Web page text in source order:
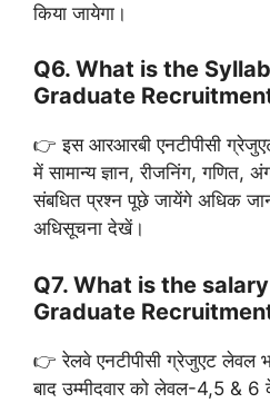
किया जायेगा।
Q6. What is the
Graduate
👉 इस आरआरबी एनटीपीसी
में सामान्य ज्ञान, रीजनिंग,
संबधित प्रश्न पूछे जायेंगे अधिक
अधिसूचना देखें।
Q7. What is the
Graduate
👉 रेलवे एनटीपीसी ग्रेजुएट लेवल
बाद उम्मीदवार को लेवल-4,5 & 6